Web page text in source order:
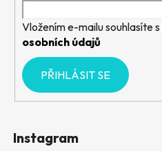
Vložením e-mailu souhlasíte s
osobních údajů
PŘIHLÁSIT SE
Instagram